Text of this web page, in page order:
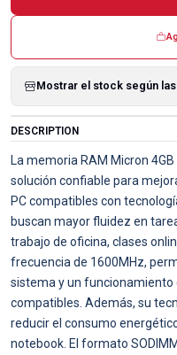
Mostrar el stock según
DESCRIPTION
La memoria RAM Micron
solución confiable para
PC compatibles con
buscan mayor fluidez en
trabajo de oficina, clases
frecuencia de 1600MHz,
sistema y un
compatibles. Además, su
reducir el consumo
notebook. El formato